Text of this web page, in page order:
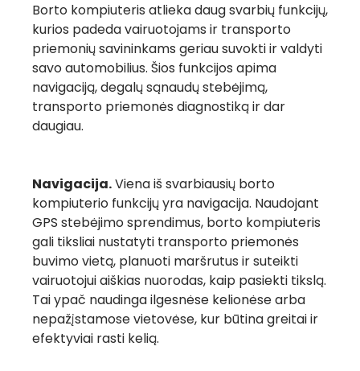
Borto kompiuteris atlieka daug svarbių funkcijų,
kurios padeda vairuotojams ir transporto
priemonių savininkams geriau suvokti ir valdyti
savo automobilius. Šios funkcijos apima
navigaciją, degalų sąnaudų stebėjimą,
transporto priemonės diagnostiką ir dar
daugiau.
Navigacija.Viena iš svarbiausių borto
kompiuterio funkcijų yra navigacija. Naudojant
GPS stebėjimo sprendimus, borto kompiuteris
gali tiksliai nustatyti transporto priemonės
buvimo vietą, planuoti maršrutus ir suteikti
vairuotojui aiškias nuorodas, kaip pasiekti tikslą.
Tai ypač naudinga ilgesnėse kelionėse arba
nepažįstamose vietovėse, kur būtina greitai ir
efektyviai rasti kelią.